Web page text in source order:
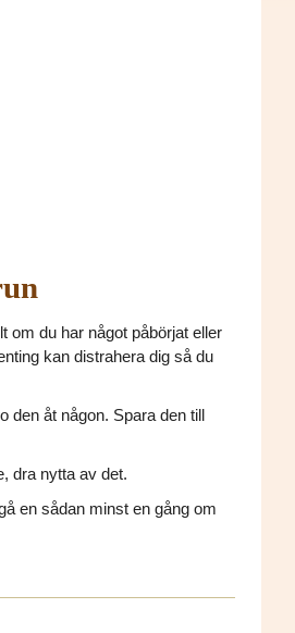
om du har något påbörjat eller
kan distrahera dig så du
den åt någon. Spara den till
dra nytta av det.
en sådan minst en gång om